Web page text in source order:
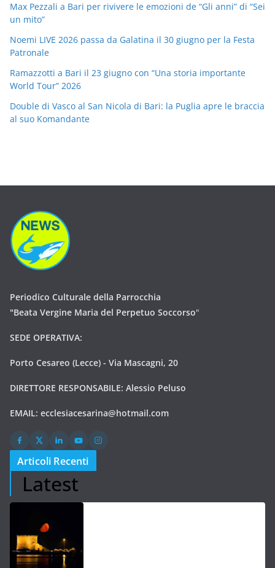
Max Pezzali a Bari per rivivere le emozioni de “Gli anni” di “Sei
un mito”
Noemi LIVE 2026 passa da Galatina il 30 giugno per la Festa
Patronale
Ramazzotti a Bari il 23 giugno con “Una storia importante
World Tour” 2026
Double di Vasco al San Nicola di Bari: la Puglia apre le braccia
al suo Komandante
Periodico Culturale della Parrocchia
"Beata Vergine Maria del Perpetuo Soccorso"
SEDE OPERATIVA:
Porto Cesareo (Lecce) - Via Mascagni, 20
DIRETTORE RESPONSABILE: Alessio Peluso
EMAIL: ecclesiacesarina@hotmail.com
Articoli Recenti
Latest